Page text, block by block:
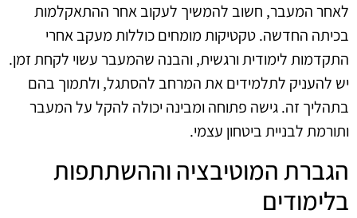
לאחר המעבר, חשוב להמשיך לעקוב אחר ההתאקלמות
בכיתה החדשה. טקטיקות מומחים כוללות מעקב אחרי
התקדמות לימודית ורגשית, והבנה שהמעבר עשוי לקחת זמן.
יש להעניק לתלמידים את המרחב להסתגל, ולתמוך בהם
בתהליך זה. גישה פתוחה ומבינה יכולה להקל על המעבר
ותורמת לבניית ביטחון עצמי.
הגברת המוטיבציה וההשתתפות
בלימודים